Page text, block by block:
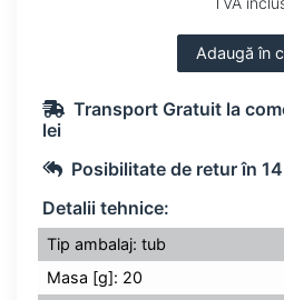
Adaugă în
Transport Gratuit la
lei
Posibilitate de retur în
Detalii tehnice:
Tip ambalaj: tub
Masa [g]: 20